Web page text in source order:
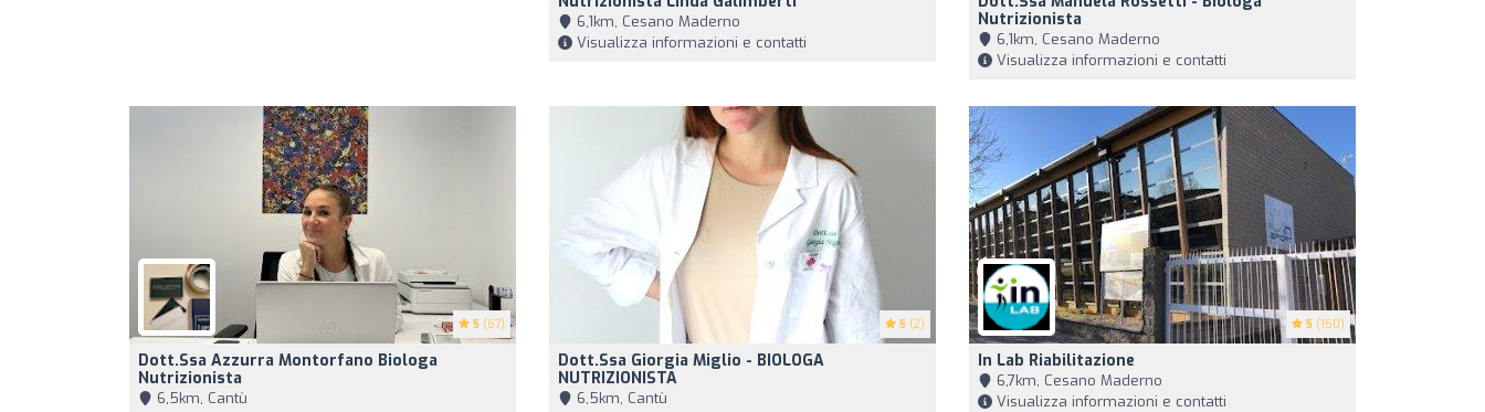
6,1km, Cesano Maderno
Visualizza informazioni e contatti
Nutrizionista
6,1km, Cesano Maderno
Visualizza informazioni e contatti
5 (67)
Dott.ssa Azzurra Montorfano Biologa
Nutrizionista
6,5km, Cantù
5 (2)
Dott.ssa Giorgia Miglio - BIOLOGA
NUTRIZIONISTA
6,5km, Cantù
5 (150)
In Lab Riabilitazione
6,7km, Cesano Maderno
Visualizza informazioni e contatti